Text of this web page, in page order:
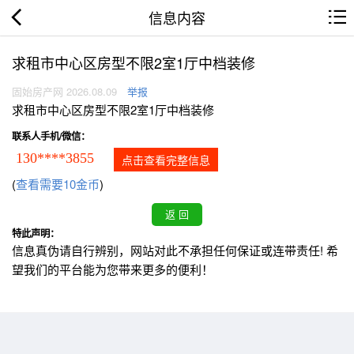
信息内容
求租市中心区房型不限2室1厅中档装修
固始房产网 2026.08.09 举报
求租市中心区房型不限2室1厅中档装修
联系人手机/微信：
130****3855 点击查看完整信息
(查看需要10金币)
特此声明：
信息真伪请自行辨别，网站对此不承担任何保证或连带责任! 希
望我们的平台能为您带来更多的便利！